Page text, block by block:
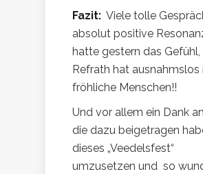
Fazit: Viele tolle
absolut positive
hatte gestern das Gefühl,
Refrath hat ausnahmslos
fröhliche Menschen!!
Und vor allem ein Dank
die dazu beigetragen
dieses „Veedelsfest“
umzusetzen und so